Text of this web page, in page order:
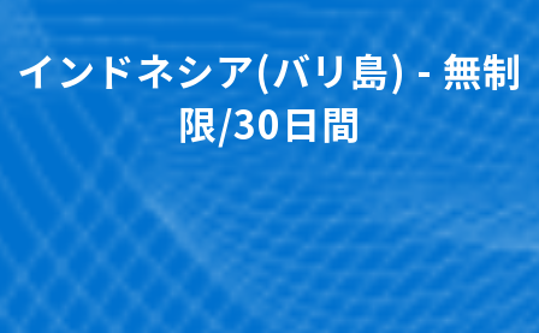
インドネシア(バリ島) - 無制
限/30日間